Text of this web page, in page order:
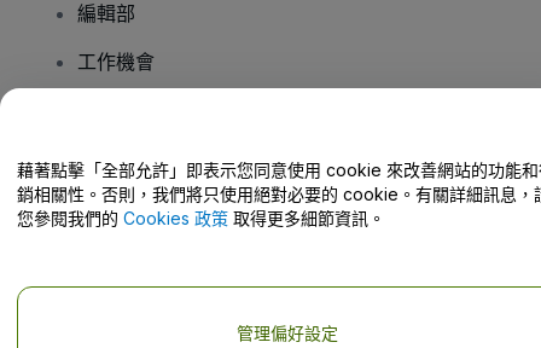
編輯部
工作機會
幫助中心 / 聯絡我們
藉著點擊「全部允許」即表示您同意使用 cookie 來改善網站的功能
銷相關性。否則，我們將只使用絕對必要的 cookie。有關詳細訊息，
您參閱我們的 Cookies 政策 取得更多細節資訊。
管理偏好設定